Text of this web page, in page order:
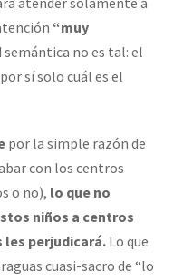
“muy
semántica no es tal: el
sí solo cuál es el
por la simple razón de
con los centros
o no), lo que no
niños a centros
les perjudicará.Lo que
cuasi-sacro de “lo